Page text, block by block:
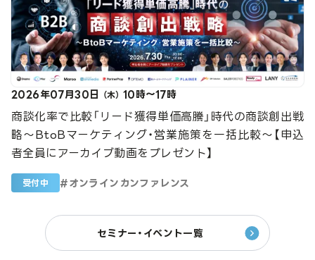
2026年07月30日 （木） 10時～17時
商談化率で比較「リード獲得単価高騰」時代の商談創出戦
略～BtoBマーケティング・営業施策を一括比較～【申込
者全員にアーカイブ動画をプレゼント】
受付中 # オンラインカンファレンス
セミナー・イベント一覧